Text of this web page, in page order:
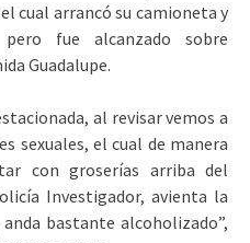
cual arrancó su camioneta y
fue alcanzado sobre
Guadalupe.
al revisar vemos a
sexuales, el cual de manera
con groserías arriba del
Investigador, avienta la
bastante alcoholizado”,